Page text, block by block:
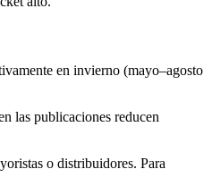
en invierno (mayo–agosto
las publicaciones reducen
o distribuidores. Para